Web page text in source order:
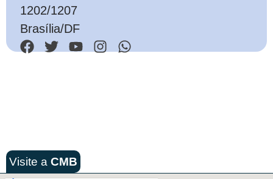
1202/1207
Brasília/DF
Visite a CMB